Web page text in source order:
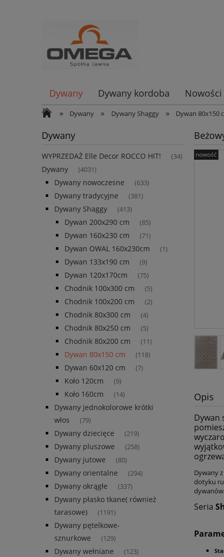
Dywany Dywany kordoba Nowości
» Dywany » Dywany Shaggy » Dywan 80x150
Dywany
WYPRZEDAŻ Elle Decor ROCCO HIT! (34)
Dywany (4031)
Dywany nowoczesne (633)
Dywany tradycyjne (381)
Dywany Shaggy (413)
Dywan 200x290 cm (85)
Dywan 160x230 cm (71)
Dywan OWAL 160x230cm (1)
Dywan 133x190 cm (9)
Dywan 120x170cm (75)
Chodnik 100x300 cm (5)
Chodnik 100x200 cm (2)
Chodnik 80x300 cm (4)
Chodnik 80x250 cm (5)
Chodnik 80x200 cm (11)
Dywan 80x150 cm (118)
Dywan 60x120 cm (7)
Koło 120cm (9)
Koło 160cm (14)
Dywany jednokolorowe krótki
włos
(79)
Dywany dziecięce (219)
Dywany pluszowe (258)
Dywany jutowe (80)
Dywany orientalne (294)
Dywany okrągłe (337)
Dywany płasko tkane( również
tarasowe)
(1191)
Dywany pętelkowe-
sznurkowe
(129)
Dywany wełniane (123)
nowość
Opis
Dywan
Dywany
dotyku
Seria